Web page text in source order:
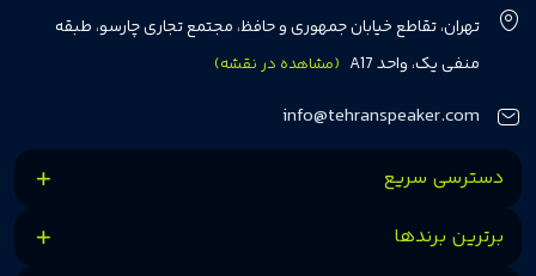
مشتریان بتوانند با خیالی آسوده از انتخاب خود لذت ببرند. ما به رضایت و اعتماد
مشتریان اهمیت می‌دهیم و همواره در تلاشیم تا بهترین‌ها را برای آن‌ها فراهم
کنیم.
تهران، تقاطع خیابان جمهوری و حافظ، مجتمع تجاری چارسو، طبقه
منفی یک، واحد A17
(مشاهده در نقشه)
info@tehranspeaker.com
دسترسی سریع
برترین برندها